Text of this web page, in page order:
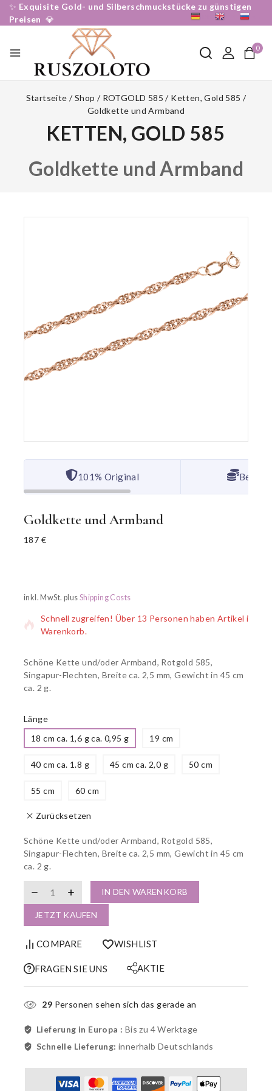
✨ Exquisite Gold- und Silberschmuckstücke zu günstigen
Preisen 💎
0
Startseite / Shop / ROTGOLD 585 / Ketten, Gold 585 /
Goldkette und Armband
KETTEN, GOLD 585
Goldkette und Armband
101% Original Bester
Goldkette und Armband
187 €
inkl. MwSt. plus Shipping Costs
2 Produkte wurden in den letzten 4 Stunden verkauft
Schnell zugreifen! Über 13 Personen haben Artikel im
Warenkorb.
Schöne Kette und/oder Armband, Rotgold 585,
Singapur-Flechten, Breite ca. 2,5 mm, Gewicht in 45 cm
ca. 2 g.
Länge
18 cm ca. 1,6 g ca. 0,95 g
19 cm
40 cm ca. 1.8 g 45 cm ca. 2,0 g 50 cm
55 cm 60 cm
Zurücksetzen
Schöne Kette und/oder Armband, Rotgold 585,
Singapur-Flechten, Breite ca. 2,5 mm, Gewicht in 45 cm
ca. 2 g.
IN DEN WARENKORB
JETZT KAUFEN
COMPARE WISHLIST
FRAGEN SIE UNS AKTIE
29 Personen sehen sich das gerade an
Lieferung in Europa : Bis zu 4 Werktage
Schnelle Lieferung: innerhalb Deutschlands